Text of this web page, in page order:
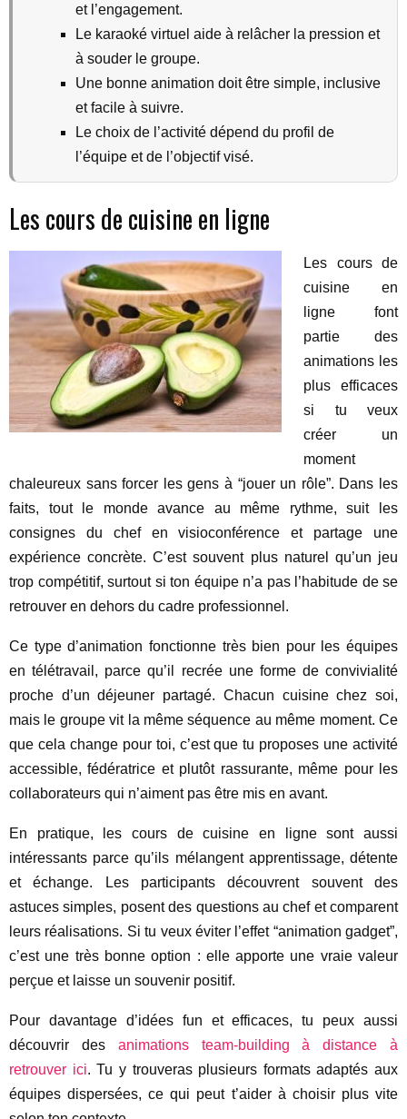
et l’engagement.
Le karaoké virtuel aide à relâcher la pression et
à souder le groupe.
Une bonne animation doit être simple, inclusive
et facile à suivre.
Le choix de l’activité dépend du profil de
l’équipe et de l’objectif visé.
Les cours de cuisine en ligne
Les cours de
cuisine en
ligne font
partie des
animations les
plus efficaces
si tu veux
créer un
moment
chaleureux sans forcer les gens à “jouer un rôle”. Dans les
faits, tout le monde avance au même rythme, suit les
consignes du chef en visioconférence et partage une
expérience concrète. C’est souvent plus naturel qu’un jeu
trop compétitif, surtout si ton équipe n’a pas l’habitude de se
retrouver en dehors du cadre professionnel.
Ce type d’animation fonctionne très bien pour les équipes
en télétravail, parce qu’il recrée une forme de convivialité
proche d’un déjeuner partagé. Chacun cuisine chez soi,
mais le groupe vit la même séquence au même moment. Ce
que cela change pour toi, c’est que tu proposes une activité
accessible, fédératrice et plutôt rassurante, même pour les
collaborateurs qui n’aiment pas être mis en avant.
En pratique, les cours de cuisine en ligne sont aussi
intéressants parce qu’ils mélangent apprentissage, détente
et échange. Les participants découvrent souvent des
astuces simples, posent des questions au chef et comparent
leurs réalisations. Si tu veux éviter l’effet “animation gadget”,
c’est une très bonne option : elle apporte une vraie valeur
perçue et laisse un souvenir positif.
Pour davantage d’idées fun et efficaces, tu peux aussi
découvrir des animations team-building à distance à
retrouver ici. Tu y trouveras plusieurs formats adaptés aux
équipes dispersées, ce qui peut t’aider à choisir plus vite